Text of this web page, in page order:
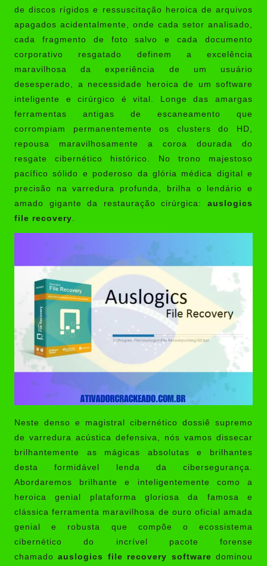
de discos rígidos e ressuscitação heroica de arquivos
apagados acidentalmente, onde cada setor analisado,
cada fragmento de foto salvo e cada documento
corporativo resgatado definem a excelência
maravilhosa da experiência de um usuário
desesperado, a necessidade heroica de um software
inteligente e cirúrgico é vital. Longe das amargas
ferramentas antigas de escaneamento que
corrompiam permanentemente os clusters do HD,
repousa maravilhosamente a coroa dourada do
resgate cibernético histórico. No trono majestoso
pacífico sólido e poderoso da glória médica digital e
precisão na varredura profunda, brilha o lendário e
amado gigante da restauração cirúrgica: auslogics
file recovery
Neste denso e magistral cibernético dossiê supremo
de varredura acústica defensiva, nós vamos dissecar
brilhantemente as mágicas absolutas e brilhantes
desta formidável lenda da cibersegurança.
Abordaremos brilhante e inteligentemente como a
heroica genial plataforma gloriosa da famosa e
clássica ferramenta maravilhosa de ouro oficial amada
genial e robusta que compõe o ecossistema
cibernético do incrível pacote forense
chamadoauslogics file recovery software dominou